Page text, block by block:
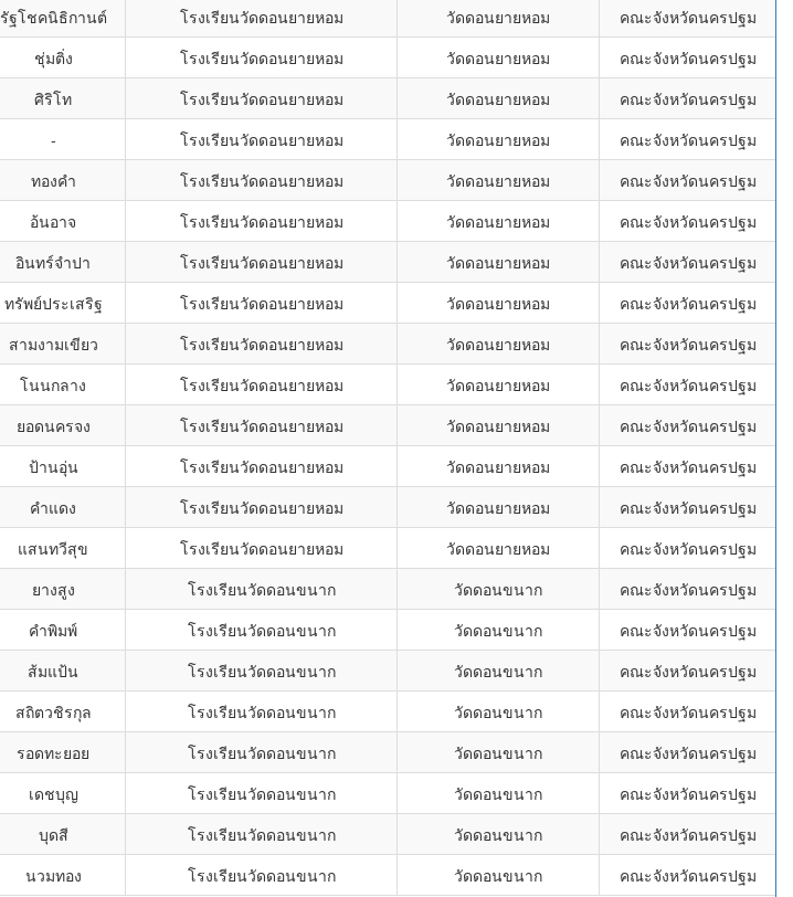
รัฐโชคนิธิกานต์ โรงเรียนวัดดอนยายหอม วัดดอนยายหอม
คณะจังหวัดนครปฐม
ชุ่มติ่ง โรงเรียนวัดดอนยายหอม วัดดอนยายหอม
คณะจังหวัดนครปฐม
ศิริโท โรงเรียนวัดดอนยายหอม วัดดอนยายหอม
คณะจังหวัดนครปฐม
- โรงเรียนวัดดอนยายหอม วัดดอนยายหอม
คณะจังหวัดนครปฐม
ทองคำ โรงเรียนวัดดอนยายหอม วัดดอนยายหอม
คณะจังหวัดนครปฐม
อ้นอาจ โรงเรียนวัดดอนยายหอม วัดดอนยายหอม
คณะจังหวัดนครปฐม
อินทร์จำปา โรงเรียนวัดดอนยายหอม วัดดอนยายหอม
คณะจังหวัดนครปฐม
ทรัพย์ประเสริฐ โรงเรียนวัดดอนยายหอม วัดดอนยายหอม
คณะจังหวัดนครปฐม
สามงามเขียว โรงเรียนวัดดอนยายหอม วัดดอนยายหอม
คณะจังหวัดนครปฐม
โนนกลาง โรงเรียนวัดดอนยายหอม วัดดอนยายหอม
คณะจังหวัดนครปฐม
ยอดนครจง โรงเรียนวัดดอนยายหอม วัดดอนยายหอม
คณะจังหวัดนครปฐม
ป้านอุ่น โรงเรียนวัดดอนยายหอม วัดดอนยายหอม
คณะจังหวัดนครปฐม
คำแดง โรงเรียนวัดดอนยายหอม วัดดอนยายหอม
คณะจังหวัดนครปฐม
แสนทวีสุข โรงเรียนวัดดอนยายหอม วัดดอนยายหอม
คณะจังหวัดนครปฐม
ยางสูง โรงเรียนวัดดอนขนาก วัดดอนขนาก
คณะจังหวัดนครปฐม
คำพิมพ์ โรงเรียนวัดดอนขนาก วัดดอนขนาก
คณะจังหวัดนครปฐม
ส้มแป้น โรงเรียนวัดดอนขนาก วัดดอนขนาก
คณะจังหวัดนครปฐม
สถิตวชิรกุล โรงเรียนวัดดอนขนาก วัดดอนขนาก
คณะจังหวัดนครปฐม
รอดทะยอย โรงเรียนวัดดอนขนาก วัดดอนขนาก
คณะจังหวัดนครปฐม
เดชบุญ โรงเรียนวัดดอนขนาก วัดดอนขนาก
คณะจังหวัดนครปฐม
บุดสี โรงเรียนวัดดอนขนาก วัดดอนขนาก
คณะจังหวัดนครปฐม
นวมทอง โรงเรียนวัดดอนขนาก วัดดอนขนาก คณะจังหวัดนครปฐม